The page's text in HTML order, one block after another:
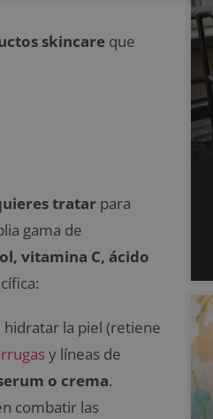
skincare que
tratar para
gama de
vitamina C, ácido
hidratar la piel (retiene
y líneas de
o crema.
combatir las